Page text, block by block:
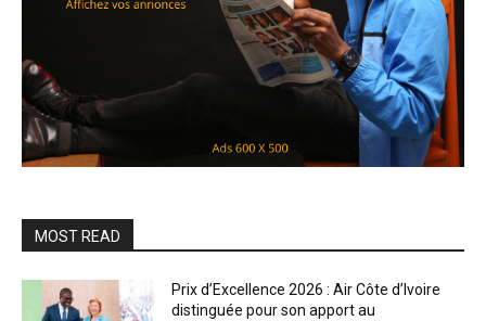
MOST READ
Prix d’Excellence 2026 : Air Côte d’Ivoire
distinguée pour son apport au